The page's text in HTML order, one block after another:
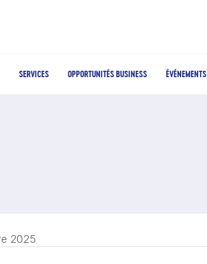
SERVICES OPPORTUNITÉS BUSINESS ÉVÉNEMENTS
2025